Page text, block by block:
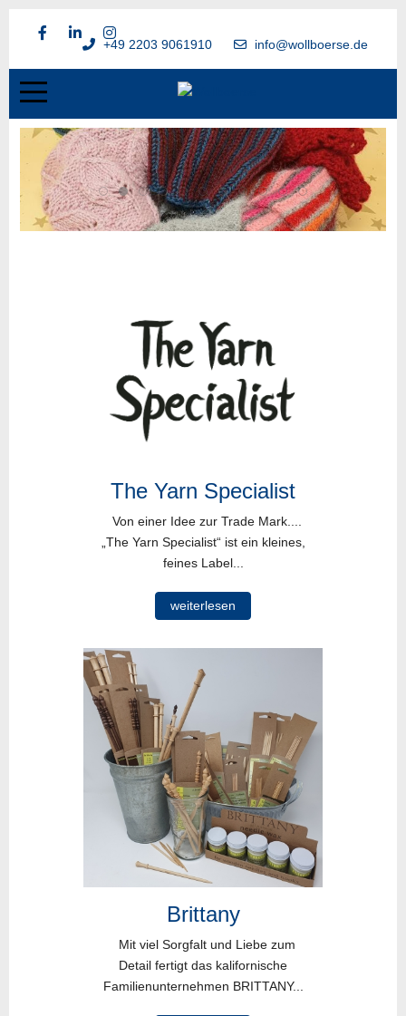
+49 2203 9061910 info@wollboerse.de
The Yarn Specialist
Von einer Idee zur Trade Mark....
„The Yarn Specialist“ ist ein kleines,
feines Label...
weiterlesen
Brittany
Mit viel Sorgfalt und Liebe zum
Detail fertigt das kalifornische
Familienunternehmen BRITTANY...